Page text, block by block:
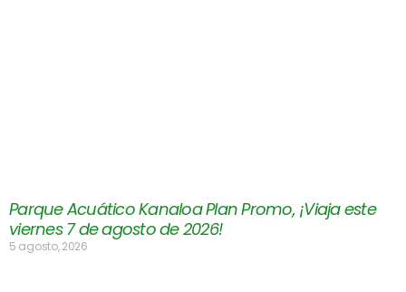
Parque Acuático Kanaloa Plan Promo, ¡Viaja este
viernes 7 de agosto de 2026!
5 agosto, 2026